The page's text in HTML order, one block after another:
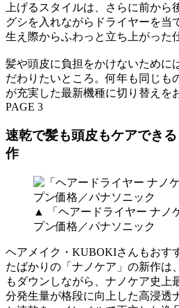
上げるスタイルは、さらに前か
グシを入れながらドライヤーを当
生え際からふわっと立ち上がった
髪や頭皮に負担をかけないために
だわりたいところ。何年も同じも
が充実した最新機種に切り替えを
PAGE 3
速乾で髪も頭皮もケアでき
作
▲ 「ヘアードライヤー ナノ
プン価格／パナソニック
ヘアメイク・KUBOKIさんもおす
たばかりの「ナノケア」の新作は
もダウンしながら、ナノケア史上
分発生量が格段に向上した高浸透